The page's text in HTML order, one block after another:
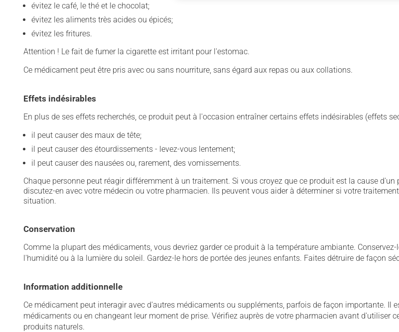
évitez le café, le thé et le chocolat;
évitez les aliments très acides ou épicés;
évitez les fritures.
Attention ! Le fait de fumer la cigarette est irritant pour l'estomac.
Ce médicament peut être pris avec ou sans nourriture, sans égard aux repas ou aux collations.
Effets indésirables
En plus de ses effets recherchés, ce produit peut à l'occasion entraîner certains effets indésirables (effets
il peut causer des maux de tête;
il peut causer des étourdissements - levez-vous lentement;
il peut causer des nausées ou, rarement, des vomissements.
Chaque personne peut réagir différemment à un traitement. Si vous croyez que ce produit est la cause
discutez-en avec votre médecin ou votre pharmacien. Ils peuvent vous aider à déterminer si votre
situation.
Conservation
Comme la plupart des médicaments, vous devriez garder ce produit à la température ambiante.
l'humidité ou à la lumière du soleil. Gardez-le hors de portée des jeunes enfants. Faites détruire de façon
Information additionnelle
Ce médicament peut interagir avec d'autres médicaments ou suppléments, parfois de façon importante. Il
médicaments ou en changeant leur moment de prise. Vérifiez auprès de votre pharmacien avant d'utiliser
produits naturels.